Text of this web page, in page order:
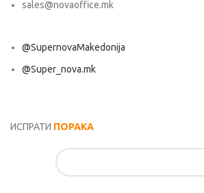
sales@novaoffice.mk
@SupernovaMakedonija
@Super_nova.mk
ИСПРАТИ ПОРАКА